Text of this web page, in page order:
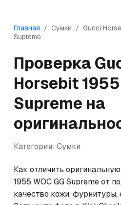
Главная / Сумки / Gucci
Supreme
Проверка
Horsebit 1955
Supreme на
Категория: Сумки
Как отличить
1955 WOC GG Supreme от
качество кожи, фурнитуры,